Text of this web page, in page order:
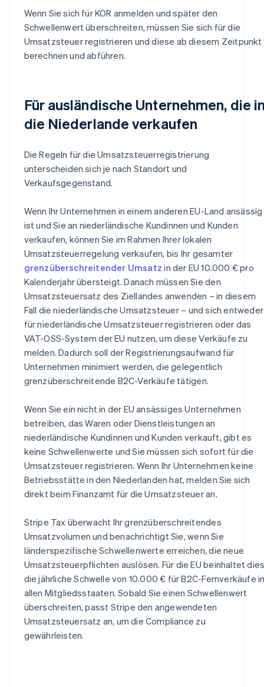
Wenn Sie sich für KOR anmelden und später den
Schwellenwert überschreiten, müssen Sie sich für die
Umsatzsteuer registrieren und diese ab diesem Zeitpunkt
berechnen und abführen.
Für ausländische Unternehmen, die
die Niederlande verkaufen
Die Regeln für die Umsatzsteuerregistrierung
unterscheiden sich je nach Standort und
Verkaufsgegenstand.
Wenn Ihr Unternehmen in einem anderen EU-Land ansässig
ist und Sie an niederländische Kundinnen und Kunden
verkaufen, können Sie im Rahmen Ihrer lokalen
Umsatzsteuerregelung verkaufen, bis Ihr gesamter
grenzüberschreitender Umsatz in der EU 10.000 € pro
Kalenderjahr übersteigt. Danach müssen Sie den
Umsatzsteuersatz des Ziellandes anwenden – in diesem
Fall die niederländische Umsatzsteuer – und sich entweder
für niederländische Umsatzsteuer registrieren oder das
VAT-OSS-System der EU nutzen, um diese Verkäufe zu
melden. Dadurch soll der Registrierungsaufwand für
Unternehmen minimiert werden, die gelegentlich
grenzüberschreitende B2C-Verkäufe tätigen.
Wenn Sie ein nicht in der EU ansässiges Unternehmen
betreiben, das Waren oder Dienstleistungen an
niederländische Kundinnen und Kunden verkauft, gibt es
keine Schwellenwerte und Sie müssen sich sofort für die
Umsatzsteuer registrieren. Wenn Ihr Unternehmen keine
Betriebsstätte in den Niederlanden hat, melden Sie sich
direkt beim Finanzamt für die Umsatzsteuer an.
Stripe Tax überwacht Ihr grenzüberschreitendes
Umsatzvolumen und benachrichtigt Sie, wenn Sie
länderspezifische Schwellenwerte erreichen, die neue
Umsatzsteuerpflichten auslösen. Für die EU beinhaltet
die jährliche Schwelle von 10.000 € für B2C-Fernverkäufe
allen Mitgliedsstaaten. Sobald Sie einen Schwellenwert
überschreiten, passt Stripe den angewendeten
Umsatzsteuersatz an, um die Compliance zu
gewährleisten.